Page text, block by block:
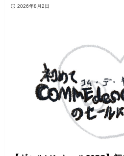
2026年8月2日